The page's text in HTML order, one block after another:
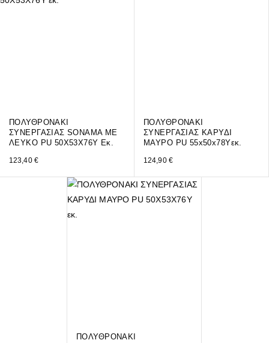
ΠΟΛΥΘΡΟΝΑΚΙ
ΣΥΝΕΡΓΑΣΙΑΣ SONAMA ΜE
ΛΕΥΚΟ PU 50Χ53Χ76Υ Εκ.
123,40 €
ΠΟΛΥΘΡΟΝΑΚΙ
ΣΥΝΕΡΓΑΣΙΑΣ ΚΑΡΥΔΙ
ΜΑΥΡO PU 55x50x78Yεκ.
124,90 €
ΠΟΛΥΘΡΟΝΑΚΙ